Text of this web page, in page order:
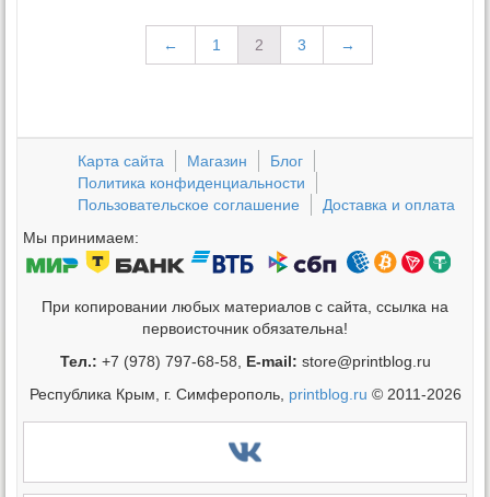
← 1 2 3 →
Карта сайта Магазин
Блог
Политика конфиденциальности
Пользовательское соглашение
Доставка и оплата
Мы принимаем:
При копировании любых материалов с сайта, ссылка на
первоисточник обязательна!
Тел.: +7 (978) 797-68-58, E-mail: store@printblog.ru
Республика Крым, г. Симферополь, printblog.ru © 2011-2026